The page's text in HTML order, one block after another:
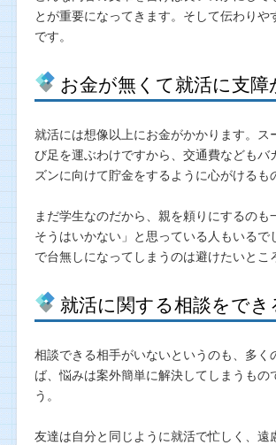
とが重要になってきます。そして伝わり
です。
お金が無くて就活に支
就活には想像以上にお金がかかります。
び足を運ぶわけですから、交通費なども
ズンに向けて貯金をするように心がけるも
まだ学生なのだから、親を頼りにするの
そうはいかない」と思っている人もいる
で台無しになってしまうのは避けたいとこ
就活に関する相談をで
相談できる相手がいないというのも、多
ば、悩みは案外簡単に解決してしまうも
う。
友達は自分と同じように就活で忙しく、